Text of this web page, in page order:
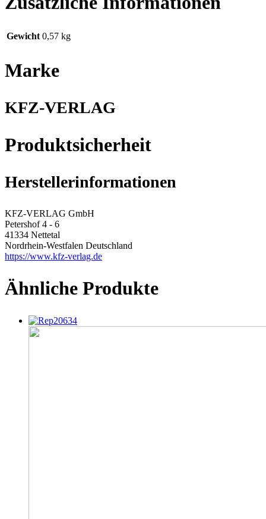
Gewicht 0,57 kg
Marke
KFZ-VERLAG
Produktsicherheit
Herstellerinformationen
KFZ-VERLAG GmbH
Petershof 4 - 6
41334 Nettetal
Nordrhein-Westfalen Deutschland
https://www.kfz-verlag.de
Ähnliche Produkte